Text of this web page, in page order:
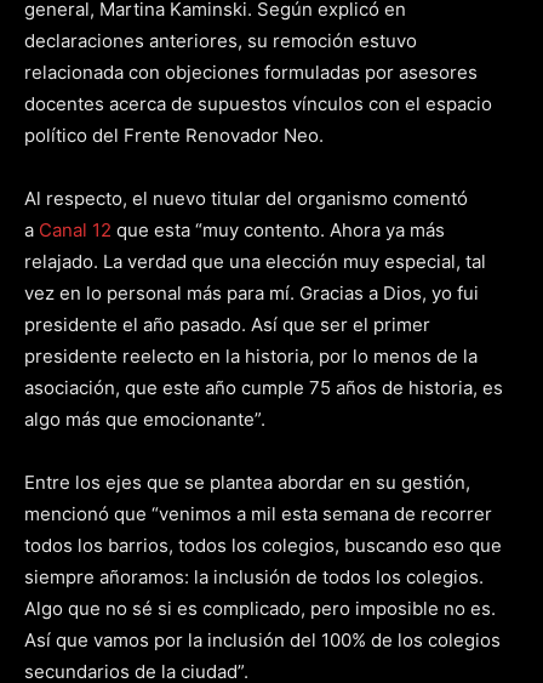
general, Martina Kaminski. Según explicó en
declaraciones anteriores, su remoción estuvo
relacionada con objeciones formuladas por asesores
docentes acerca de supuestos vínculos con el espacio
político del Frente Renovador Neo.
Al respecto, el nuevo titular del organismo comentó
a Canal 12 que esta “muy contento. Ahora ya más
relajado. La verdad que una elección muy especial, tal
vez en lo personal más para mí. Gracias a Dios, yo fui
presidente el año pasado. Así que ser el primer
presidente reelecto en la historia, por lo menos de la
asociación, que este año cumple 75 años de historia, es
algo más que emocionante”.
Entre los ejes que se plantea abordar en su gestión,
mencionó que “venimos a mil esta semana de recorrer
todos los barrios, todos los colegios, buscando eso que
siempre añoramos: la inclusión de todos los colegios.
Algo que no sé si es complicado, pero imposible no es.
Así que vamos por la inclusión del 100% de los colegios
secundarios de la ciudad”.